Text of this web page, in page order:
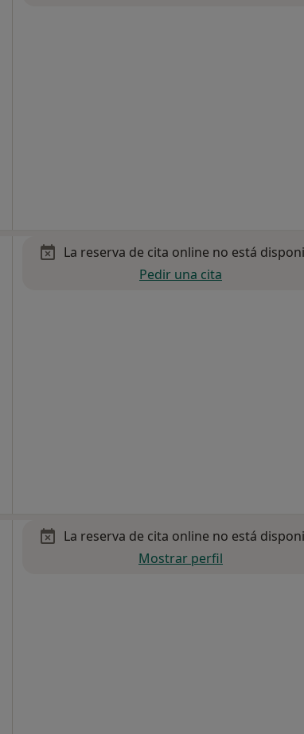
La reserva de cita online no está
Pedir una cita
La reserva de cita online no está
Mostrar perfil